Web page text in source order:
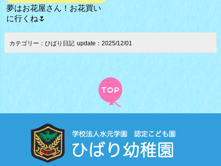
夢はお花屋さん！お花買い
に行くね🌷
カテゴリー：ひばり日記 update：2025/12/01